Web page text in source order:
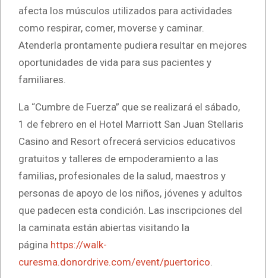
afecta los músculos utilizados para actividades
como respirar, comer, moverse y caminar.
Atenderla prontamente pudiera resultar en mejores
oportunidades de vida para sus pacientes y
familiares.
La “Cumbre de Fuerza” que se realizará el sábado,
1 de febrero en el Hotel Marriott San Juan Stellaris
Casino and Resort ofrecerá servicios educativos
gratuitos y talleres de empoderamiento a las
familias, profesionales de la salud, maestros y
personas de apoyo de los niños, jóvenes y adultos
que padecen esta condición. Las inscripciones del
la caminata están abiertas visitando la
página https://walk-
curesma.donordrive.com/event/puertorico